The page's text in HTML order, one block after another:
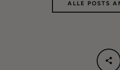
ALLE POSTS